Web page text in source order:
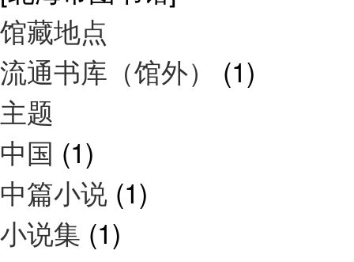
馆藏地点
流通书库（馆外） (1)
主题
中国 (1)
中篇小说 (1)
小说集 (1)